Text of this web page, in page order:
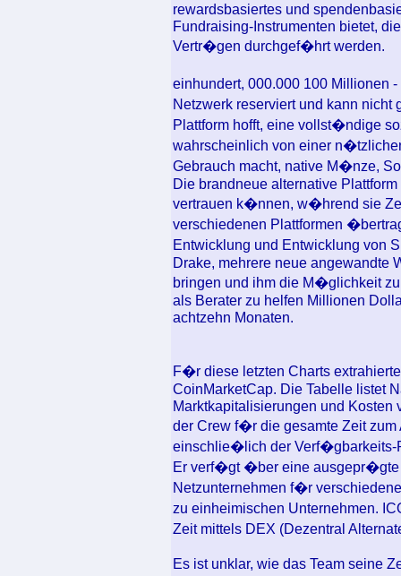
rewardsbasiertes und
Fundraising-Instrumenten bietet,
Vertr�gen durchgef�hrt werden.
einhundert, 000.000 100 Millionen
Netzwerk reserviert und kann
Plattform hofft, eine vollst�ndige
wahrscheinlich von einer
Gebrauch macht, native M�nze,
Die brandneue alternative
vertrauen k�nnen, w�hrend sie
verschiedenen Plattformen
Entwicklung und Entwicklung von
Drake, mehrere neue angewandte
bringen und ihm die M�glichkeit
als Berater zu helfen Millionen
achtzehn Monaten.
F�r diese letzten Charts
CoinMarketCap. Die Tabelle listet
Marktkapitalisierungen und Kosten
der Crew f�r die gesamte Zeit zum
einschlie�lich der Verf�gbarkeits-
Er verf�gt �ber eine ausgepr�gte
Netzunternehmen f�r
zu einheimischen Unternehmen.
Zeit mittels DEX (Dezentral
Es ist unklar, wie das Team seine